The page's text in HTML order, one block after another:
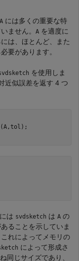
A には多くの重要な特
ません。 A を適度に
は、ほとんど、また
要があります。
を使用しま
近似誤差を返す 4 つ
は svdsketch は A の
ることを示していま
れによってメモリの
によって形成さ
同じサイズであり、